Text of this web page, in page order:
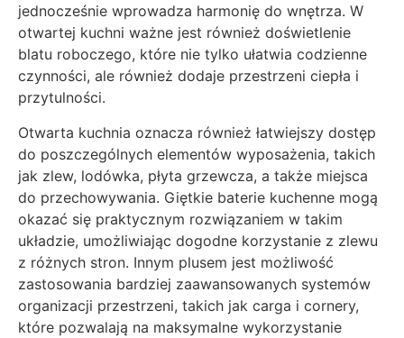
jednocześnie wprowadza harmonię do wnętrza. W
otwartej kuchni ważne jest również doświetlenie
blatu roboczego, które nie tylko ułatwia codzienne
czynności, ale również dodaje przestrzeni ciepła i
przytulności.
Otwarta kuchnia oznacza również łatwiejszy dostęp
do poszczególnych elementów wyposażenia, takich
jak zlew, lodówka, płyta grzewcza, a także miejsca
do przechowywania. Giętkie baterie kuchenne mogą
okazać się praktycznym rozwiązaniem w takim
układzie, umożliwiając dogodne korzystanie z zlewu
z różnych stron. Innym plusem jest możliwość
zastosowania bardziej zaawansowanych systemów
organizacji przestrzeni, takich jak carga i cornery,
które pozwalają na maksymalne wykorzystanie